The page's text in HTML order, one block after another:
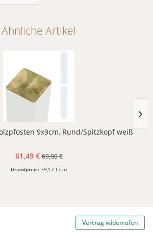
Ähnliche Artikel
9x9cm, Rund/Spitzkopf weiß
61,49 € 69,00 €
Grundpreis: 39,17 €/ m
Vertrag widerrufen